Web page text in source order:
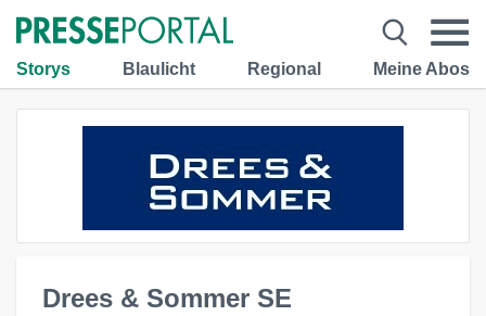
Storys Blaulicht Regional Meine Abos
Drees & Sommer SE